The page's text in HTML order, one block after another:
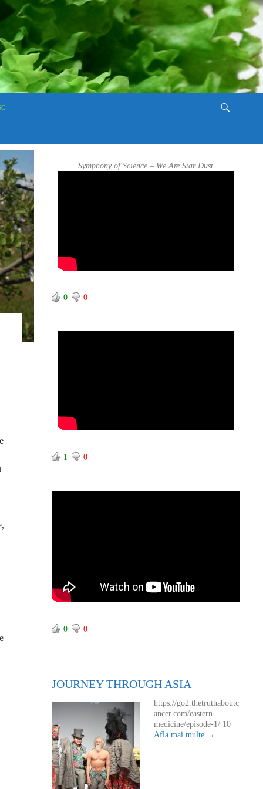
Symphony of Science – We Are Star Dust
0 0
1 0
0 0
JOURNEY THROUGH ASIA
https://go2.thetruthaboutc
ancer.com/eastern-
medicine/episode-1/ 10
Afla mai multe →